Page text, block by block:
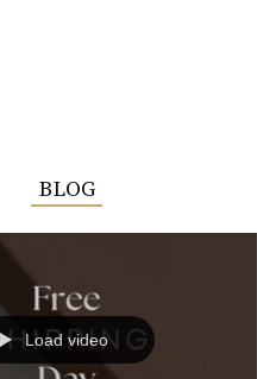
BLOG
Load video